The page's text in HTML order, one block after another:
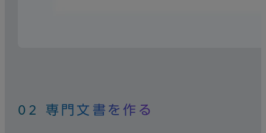
02 専門文書を作る